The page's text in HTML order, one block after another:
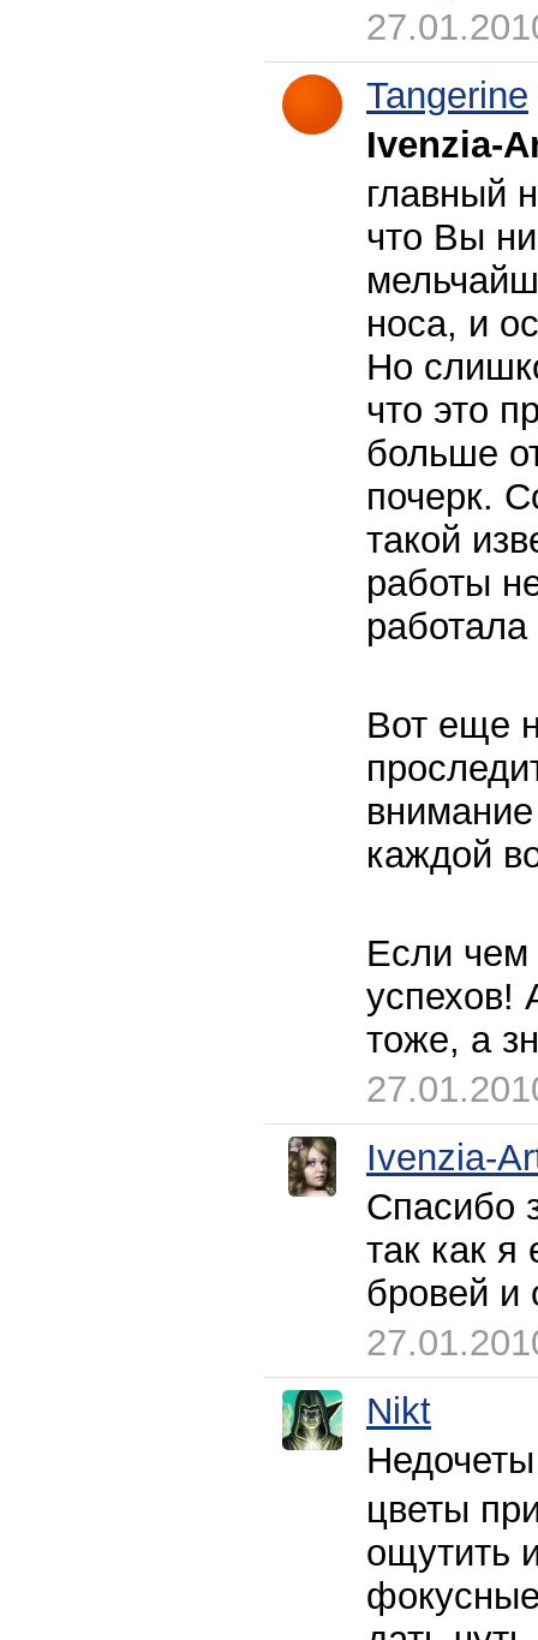
Tangerine
Ivenzia-
главный
что Вы
носа, и
Но
что это
больше
почерк.
такой
работы
Вот еще
каждой
Если
успехов!
тоже, а
Ivenzia-
Спасибо
так как
бровей и
Nikt
цветы
ощутить